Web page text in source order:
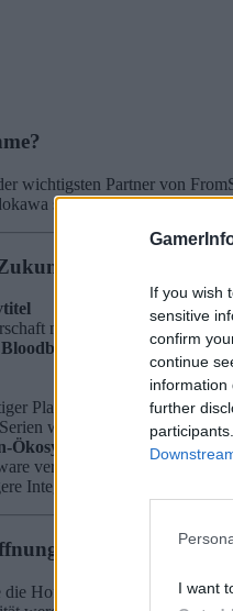
If you wish
sensitive
confirm
continue
information
further
I want
wichtigsten Partner von
stärkt Sony seine
mit FromSoftware
Bloodborne-Remakeoder eine
Player im Anime-Sektor.
wie
Cyberpunk:
verstärkt in die Entwicklung
Integration in
oder Realität?
die Hoffnung auf eine